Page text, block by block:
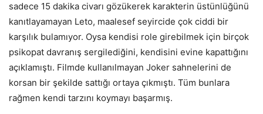
sadece 15 dakika civarı gözükerek karakterin üstünlüğünü
kanıtlayamayan Leto, maalesef seyircide çok ciddi bir
karşılık bulamıyor. Oysa kendisi role girebilmek için birçok
psikopat davranış sergilediğini, kendisini evine kapattığını
açıklamıştı. Filmde kullanılmayan Joker sahnelerini de
korsan bir şekilde sattığı ortaya çıkmıştı. Tüm bunlara
rağmen kendi tarzını koymayı başarmış.